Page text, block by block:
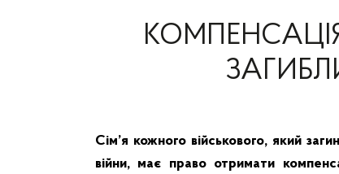
Сім’я кожного військового, який
війни, має право отримати